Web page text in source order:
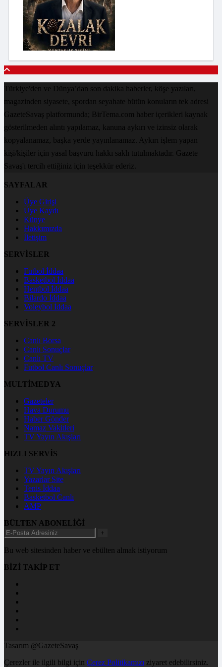
Türkiye'den ve Dünya’dan son dakika haberler, köşe yazıları,
magazinden siyasete, spordan seyahate bütün konuların tek adresi
GazeteSavaş platformunda; BirTema.com haber içerikleri kaynak
gösterilmeden alıntı yapılamaz, kanuna aykırı ve izinsiz olarak
kopyalanamaz, başka yerde yayınlanamaz. Aykırı işlem yapan
kişi/kişiler için yasal başvuru hakkı saklı tutulmaktadır. Gazete
Savaş'ı tercih ettiğiniz için teşekkür ederiz.
SAYFALAR
Üye Girişi
Üye Kaydı
Künye
Hakkımızda
İletişim
SERVİSLER
Futbol İddaa
Basketbol İddaa
Hentbol İddaa
Bilardo İddaa
Voleybol İddaa
SERVİSLER 2
Canlı Borsa
Canlı Sonuçlar
Canlı TV
Futbol Canlı Sonuçlar
MULTİMEDYA
Gazeteler
Hava Durumu
Haber Gönder
Namaz Vakitleri
TV Yayın Akışları
HIZLI SERVİS
TV Yayın Akışları
Yazarlar Site
Tenis İddaa
Basketbol Canlı
AMP
BÜLTEN ABONELİĞİ
+
Bu web sitesinden haber ve ebülten almak istiyorum
BİZİ TAKİP ET
Tasarım @GazeteSavaş
Çerezler ile ilgili bilgi için Çerez Politikamızı ziyaret edebilirsiniz.